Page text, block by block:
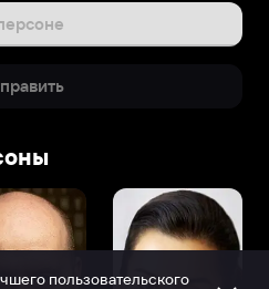
пользовательского